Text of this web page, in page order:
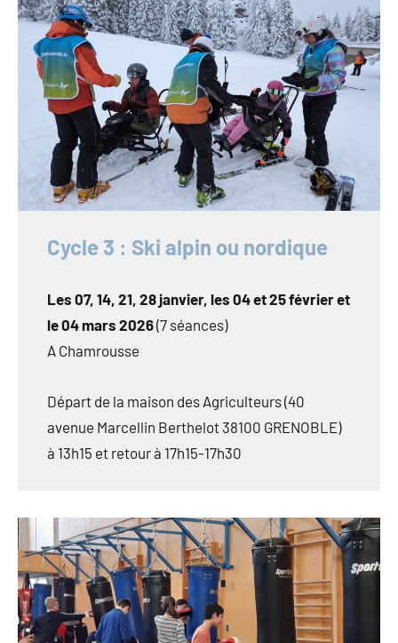
Cycle 3 : Ski alpin ou nordique
Les 07, 14, 21, 28 janvier, les 04 et 25 février et
le 04 mars 2026(7 séances)
A Chamrousse
Départ de la maison des Agriculteurs (40
avenue Marcellin Berthelot 38100 GRENOBLE)
à 13h15 et retour à 17h15-17h30